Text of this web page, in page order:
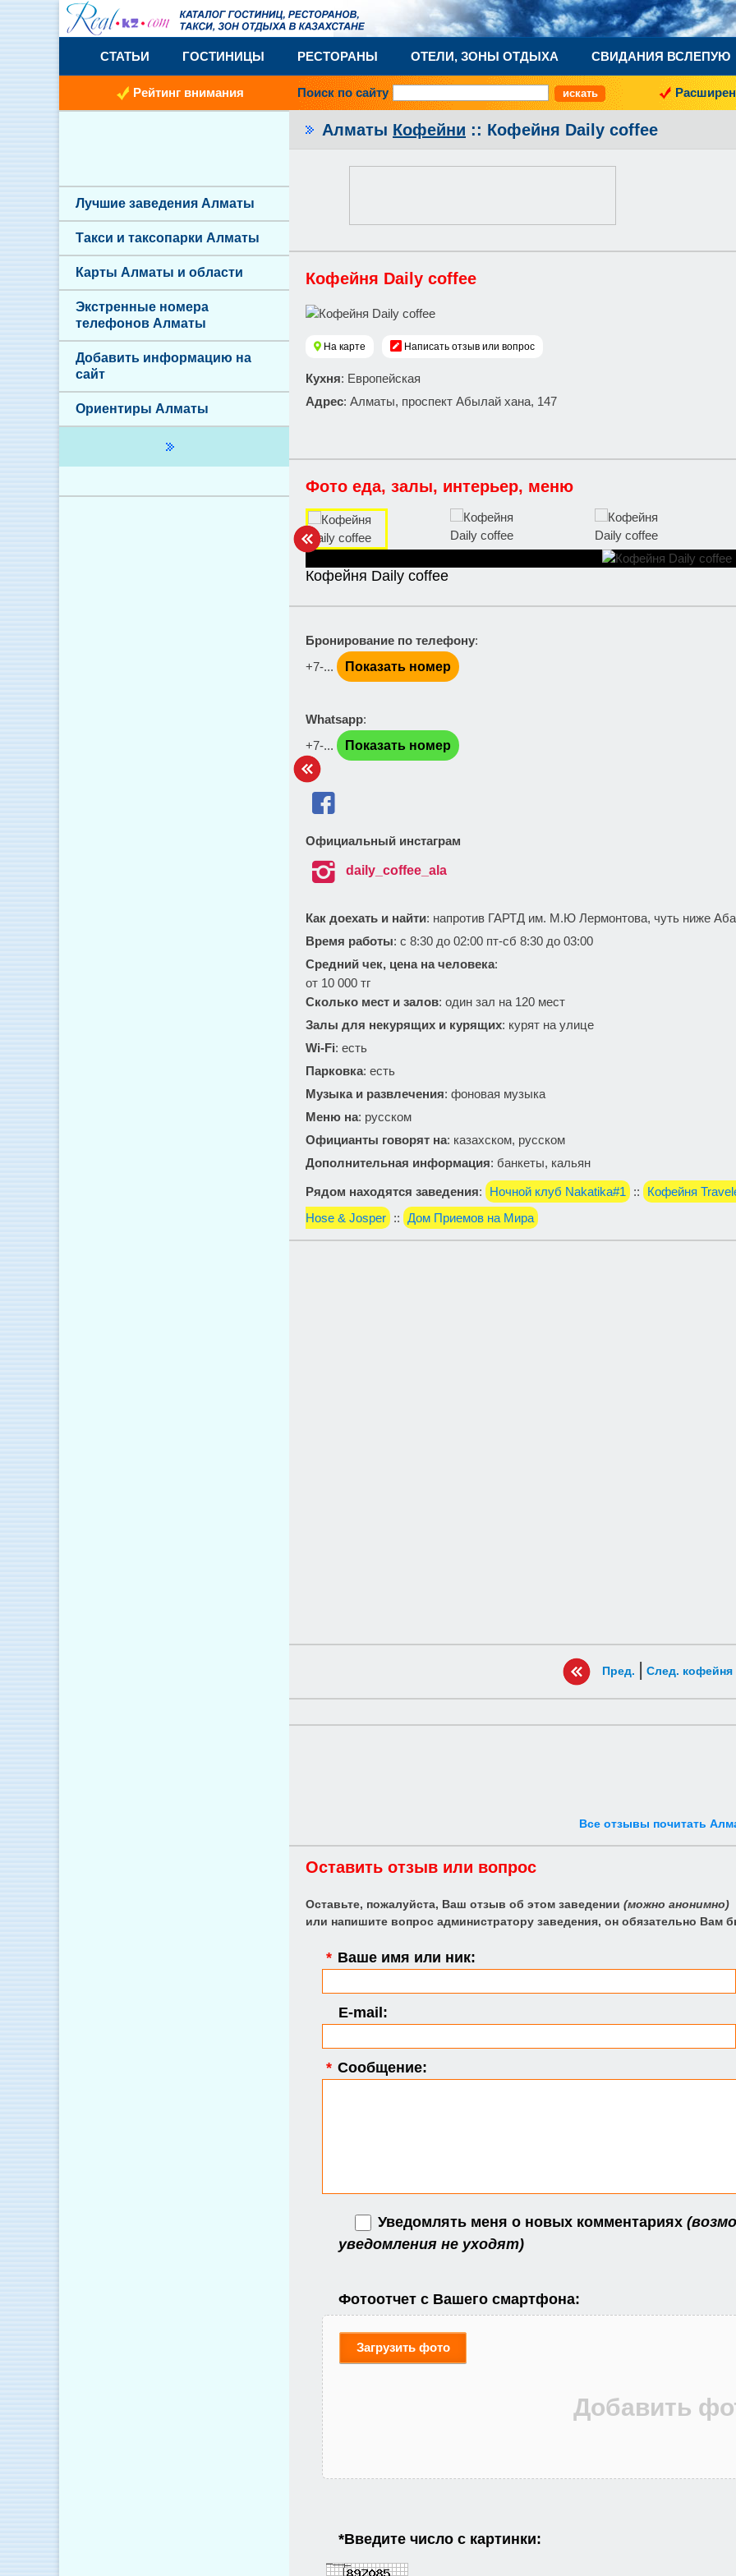
СТАТЬИ ГОСТИНИЦЫ РЕСТОРАНЫ ОТЕЛИ, ЗОНЫ ОТДЫХА СВИДАНИЯ ВСЛЕПУЮ
Рейтинг внимания Поиск по сайту
Алматы Кофейни :: Кофейня Daily coffee
Кофейня Daily coffee
На карте Написать отзыв или вопрос
Кухня: Европейская
Адрес: Алматы, проспект Абылай хана, 147
Фото еда, залы, интерьер, меню
Кофейня Daily coffee
Бронирование по телефону:
+7-...
Показать номер
Whatsapp:
+7-...
Показать номер

Официальный инстаграм
 daily_coffee_ala
Как доехать и найти: напротив ГАРТД им. М.Ю Лермонтова, чуть ниже
Время работы: с 8:30 до 02:00 пт-сб 8:30 до 03:00
Средний чек, цена на человека:
от 10 000 тг
Сколько мест и залов: один зал на 120 мест
Залы для некурящих и курящих: курят на улице
Wi-Fi: есть
Парковка: есть
Музыка и развлечения: фоновая музыка
Меню на: русском
Официанты говорят на: казахском, русском
Дополнительная информация: банкеты, кальян
Рядом находятся заведения: Ночной клуб Nakatika#1 ::
Кофейня
Hose & Josper :: Дом Приемов на Мира
Пред. | След. кофейня
Все отзывы почитать
Оставить отзыв или вопрос
Оставьте, пожалуйста, Ваш отзыв об этом заведении (можно анонимно)
или напишите вопрос администратору заведения, он обязательно Вам
* Ваше имя или ник:
E-mail:
* Сообщение:
Уведомлять меня о новых комментариях
уведомления не уходят)
Фотоотчет с Вашего смартфона:
Загрузить фото
*Введите число с картинки:
Лучшие заведения Алматы
Такси и таксопарки Алматы
Карты Алматы и области
Экстренные номера
телефонов Алматы
Добавить информацию на
сайт
Ориентиры Алматы